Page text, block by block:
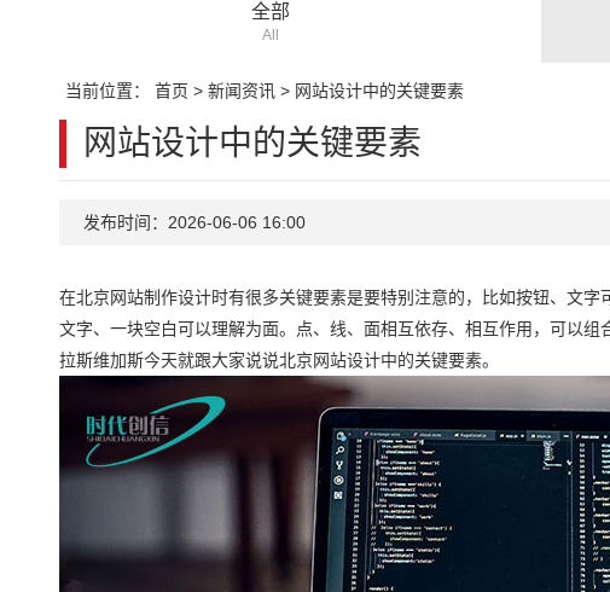
全部
All
当前位置： 首页 > 新闻资讯> 网站设计中的关键要素
网站设计中的关键要素
发布时间：2026-06-06 16:00
在北京网站制作设计时有很多关键要素是要特别注意的，比如按钮、文
文字、一块空白可以理解为面。点、线、面相互依存、相互作用，可以
拉斯维加斯今天就跟大家说说北京网站设计中的关键要素。